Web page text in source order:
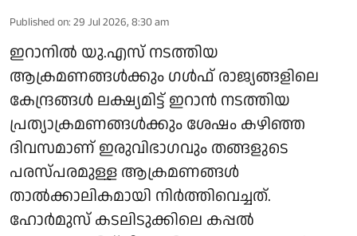
Published on: 29 Jul 2026, 8:30 am
ഇറാനില്‍ യു.എസ് നടത്തിയ
ആക്രമണങ്ങള്‍ക്കും ഗള്‍ഫ് രാജ്യങ്ങളിലെ
കേന്ദ്രങ്ങള്‍ ലക്ഷ്യമിട്ട് ഇറാന്‍ നടത്തിയ
പ്രത്യാക്രമണങ്ങള്‍ക്കും ശേഷം കഴിഞ്ഞ
ദിവസമാണ് ഇരുവിഭാഗവും തങ്ങളുടെ
പരസ്പരമുള്ള ആക്രമണങ്ങള്‍
താല്‍ക്കാലികമായി നിര്‍ത്തിവെച്ചത്.
ഹോര്‍മുസ് കടലിടുക്കിലെ കപ്പല്‍